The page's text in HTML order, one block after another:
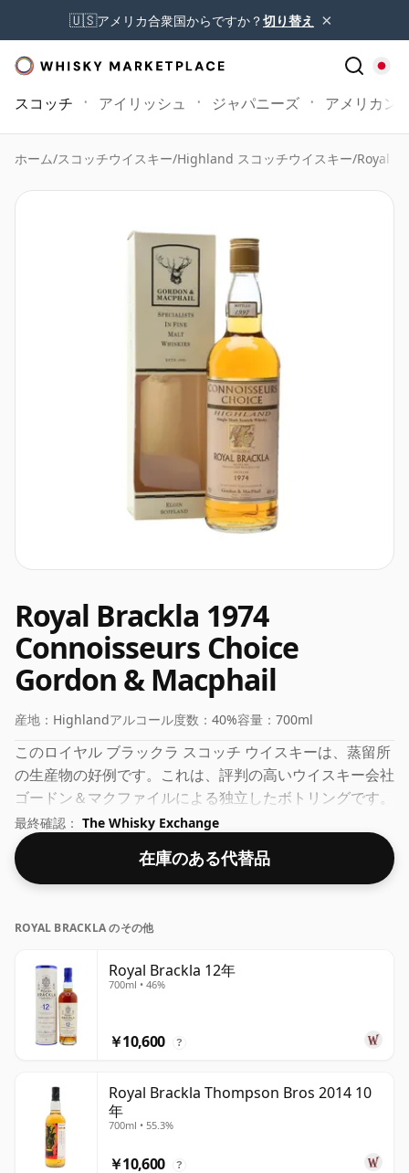
🇺🇸アメリカ合衆国からですか？切り替え ×
スコッチ アイリッシュ ジャパニーズ アメリカン
ホーム/スコッチウイスキー/Highland スコッチウイスキー/Royal
Royal Brackla 1974
Connoisseurs Choice
Gordon & Macphail
産地： Highlandアルコール度数： 40%容量： 700ml
このロイヤル ブラックラ スコッチ ウイスキーは、蒸留所
の生産物の好例です。これは、評判の高いウイスキー会社
ゴードン＆マクファイルによる独立したボトリングです。
ABV (アルコール度数) は 40% で、ウイスキーの瓶詰めに
使用できる最低強度に近く、したがって「標準」強度のウ
イスキーとみなされます。
最終確認： The Whisky Exchange
在庫のある代替品
ROYAL BRACKLA のその他
Royal Brackla 12年
700ml • 46%
￥10,600 ?
Royal Brackla Thompson Bros 2014 10
年
700ml • 55.3%
￥10,600 ?